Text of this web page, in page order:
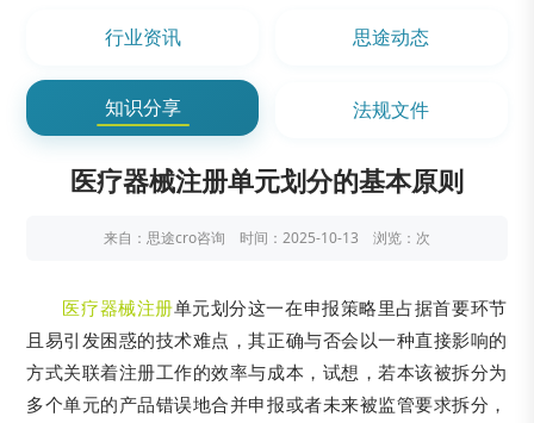
行业资讯 思途动态
知识分享 法规文件
医疗器械注册单元划分的基本原则​
来自：思途cro咨询 时间：2025-10-13 浏览： 次
医疗器械注册单元划分这一在申报策略里占据首要环节
且易引发困惑的技术难点，其正确与否会以一种直接影响的
方式关联着注册工作的效率与成本，试想，若本该被拆分为
多个单元的产品错误地合并申报或者未来被监管要求拆分，